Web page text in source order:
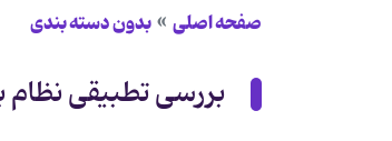
صفحه اصلی بدون دسته بندی
بررسی تطبيقی نظام